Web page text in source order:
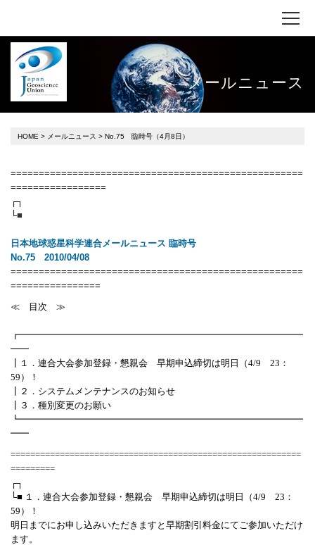
メールニュース
HOME > メールニュース > No.75 臨時号（4月8日）
====================================================
=================
┌┐
└■
日本地球惑星科学連合メールニュース 臨時号
No.75 2010/04/08
====================================================
================
≪ 目次 ≫
┏━━━━━━━━━━━━━━━━━━━━━━━━━━━━━━━
━━
┃１．連合大会参加登録・懇親会 早期申込締切は明日（4/9 23：
59）！
┃２．システムメンテナンスのお知らせ
┃３．種別変更のお願い
┗━━━━━━━━━━━━━━━━━━━━━━━━━━━━━━━
━━
===========================================================
=========
┌┐
└■ １．連合大会参加登録・懇親会 早期申込締切は明日（4/9 23：
59）！
明日までにお申し込みいただきますと早期割引料金にてご参加いただけ
ます。